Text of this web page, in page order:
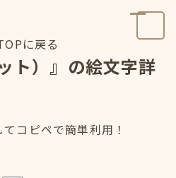
に戻る
ト）』の絵文字詳
コピペで簡単利用！